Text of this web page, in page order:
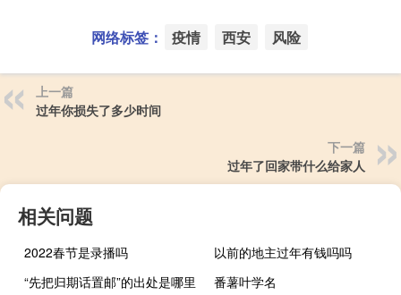
网络标签： 疫情 西安 风险
上一篇
过年你损失了多少时间
下一篇
过年了回家带什么给家人
相关问题
2022春节是录播吗
以前的地主过年有钱吗吗
“先把归期话置邮”的出处是哪里
番薯叶学名